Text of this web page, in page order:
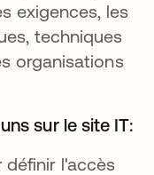
exigences, les
techniques
organisations
sur le site IT:
définir l'accès